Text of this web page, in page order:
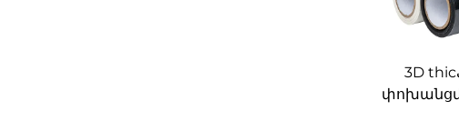
3D thicک PU ջերմական